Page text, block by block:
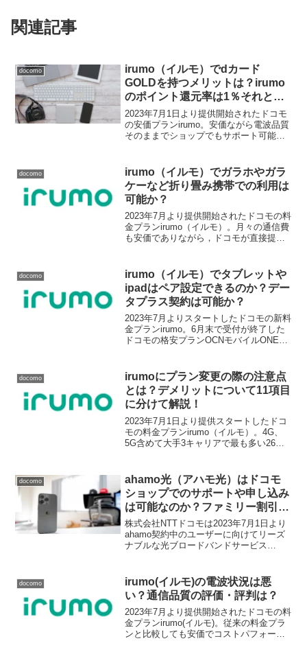
関連記事
docomo
irumo（イルモ）でdカード
GOLDを持つメリットは？irumo
のポイント還元率は1％それとも
10％？ドコモ光，ドコモでんきの
還元率は？
2023年7月1日より提供開始されたドコモ
の安価プランirumo。安価ながら電波品質
そのままでショップでもサポート可能※
の異なる料金プランとなっています。※
一部設定サポ...
docomo
irumo（イルモ）でガラホやガラ
ケーなど折り畳み携帯での利用は
可能か？
2023年7月より提供開始されたドコモの料
金プランirumo（イルモ）。月々の通信費
も安価でありながら，ドコモが直接提供
ドコモの料金プランirumoについて・ガラ
ホやガ...
docomo
irumo（イルモ）でタブレットや
ipadはペア設定できるのか？デー
タプラス契約は可能か？
2023年7月よりスタートしたドコモの新料
金プランirumo。6月末で受付が終了した
ドコモの格安プランOCNモバイルONEと
し込みからサポートまでが可能な料金プ
ランです...
docomo
irumoにプラン変更の際の注意点
とは？デメリットについて11項目
に分けて解説！
2023年7月1日より提供スタートしたドコ
モの料金プランirumo（イルモ）。4G、
5G含めて大手3キャリアで最も多い26万
ランド的な扱いでスタートしたOCNモバ
イルO...
docomo
ahamo光（アハモ光）はドコモ
ショップでのサポートや申し込み
は可能なのか？ファミリー割引グ
ループに光セット割は適応される
のか？プロバイダはどこ？
株式会社NTTドコモは2023年7月1日より
ahamo契約中のユーザーに向けてリーズ
ナブルな光ブロードバンドサービス
モショップで申し込みが可能なのか a...
docomo
irumo(イルモ)の電波状況は悪
い？通信品質の評価・評判は？
2023年7月より提供開始されたドコモの料
金プランirumo(イルモ)。従来の料金プラ
ンと比較しても安価でコストパフォーマ